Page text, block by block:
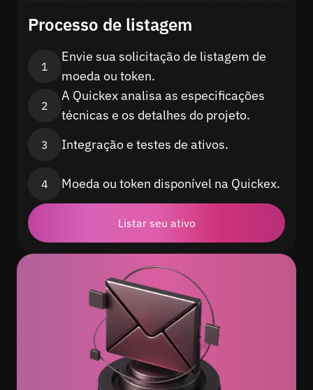
Processo de listagem
1
Envie sua solicitação de listagem de
moeda ou token.
2
A Quickex analisa as especificações
técnicas e os detalhes do projeto.
3 Integração e testes de ativos.
4 Moeda ou token disponível na Quickex.
Listar seu ativo